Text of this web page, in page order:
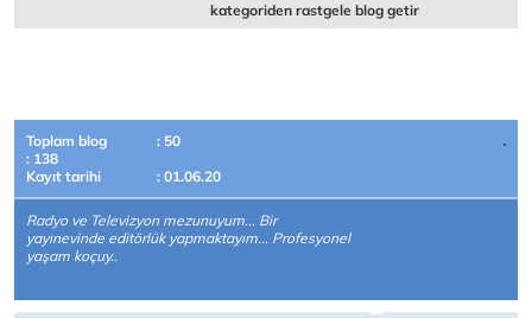
kategoriden rastgele blog getir
Toplam blog
: 50
: 138
Kayıt tarihi
: 01.06.20
Radyo ve Televizyon mezunuyum... Bir
yayınevinde editörlük yapmaktayım... Profesyonel
yaşam koçuy..